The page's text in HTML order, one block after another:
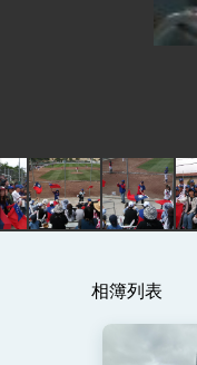
相簿列表